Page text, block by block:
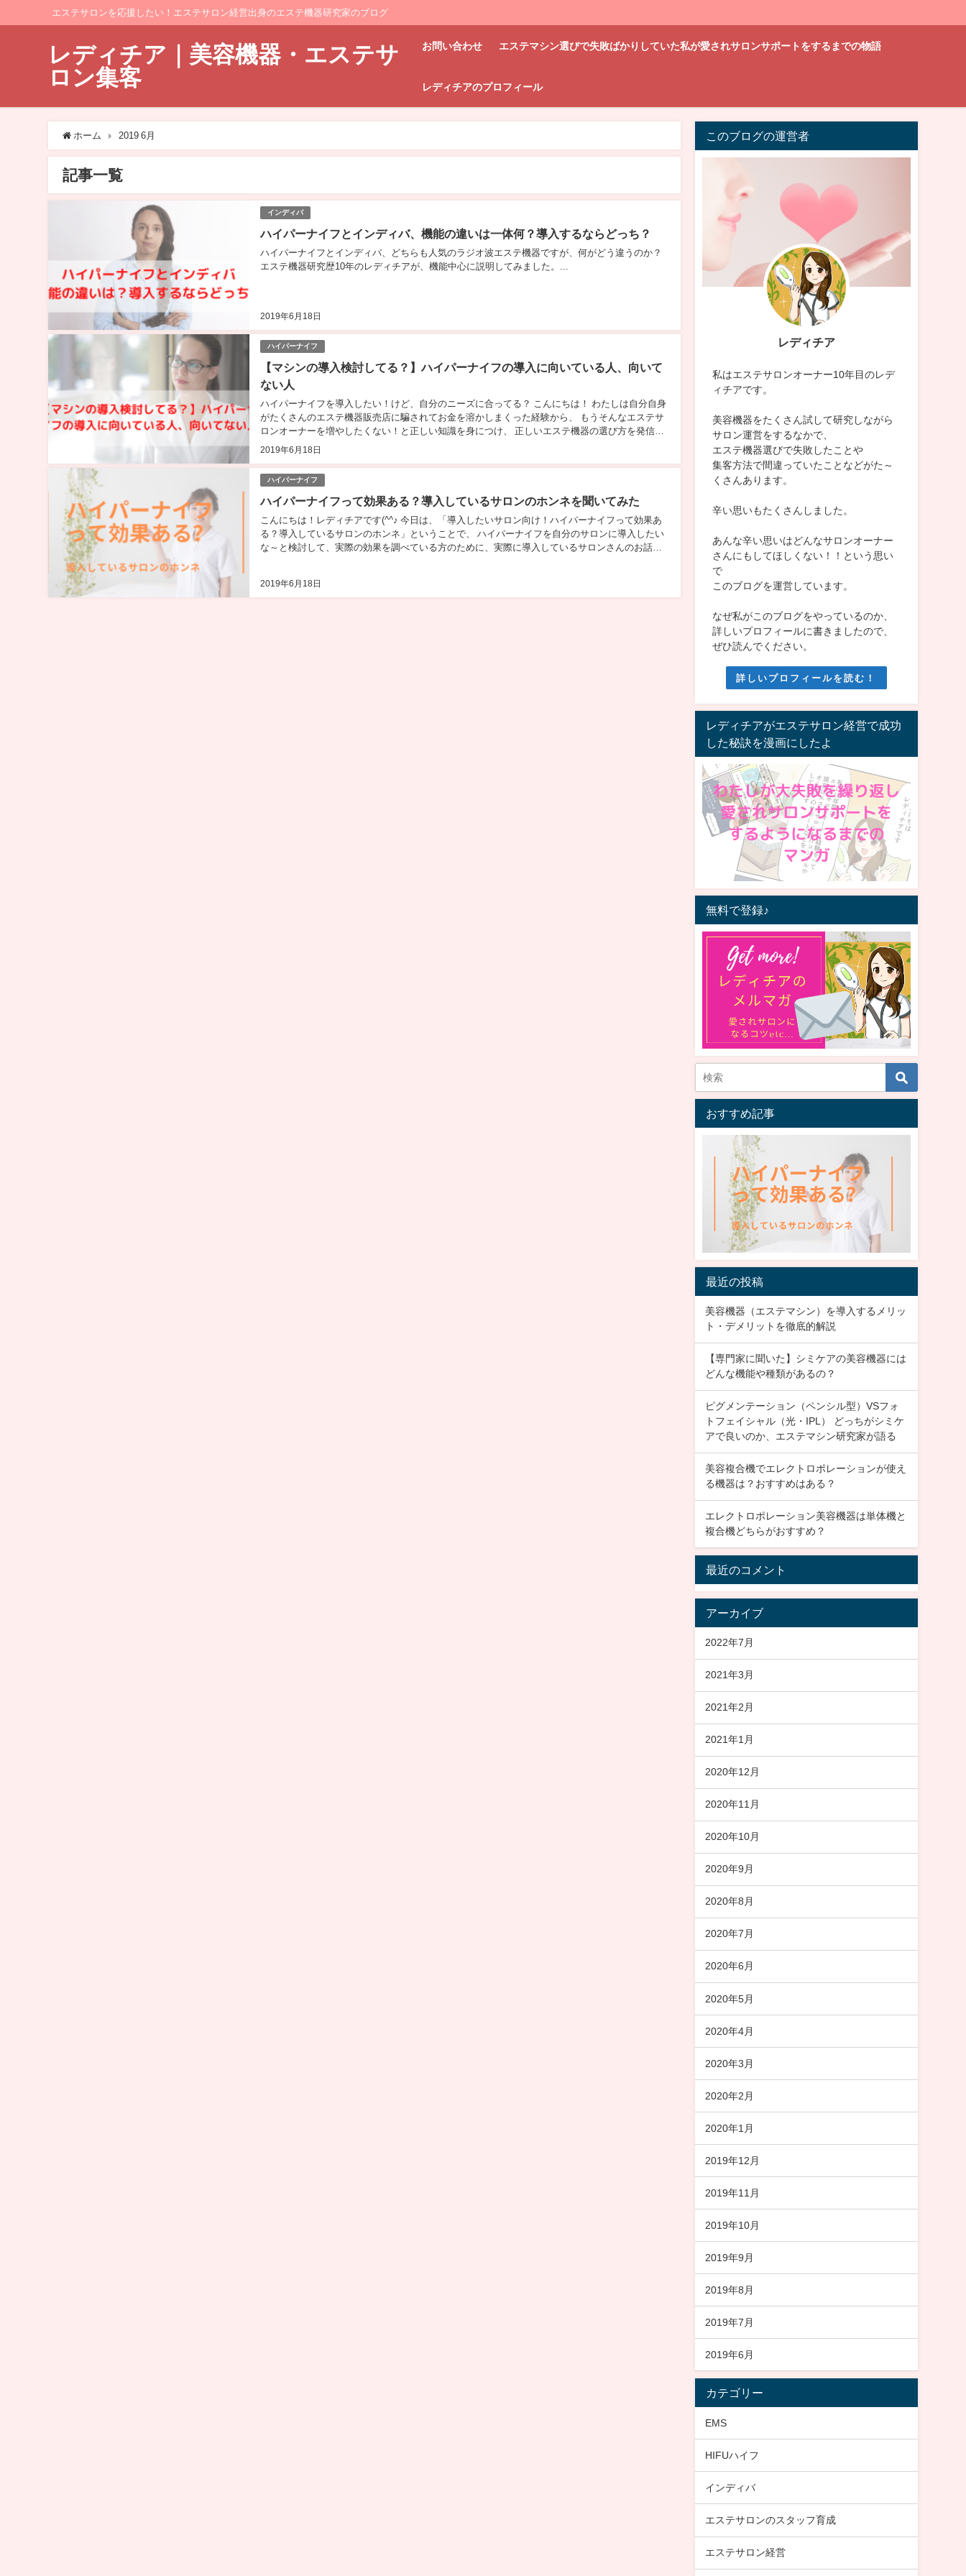
エステサロンを応援したい！エステサロン経営出身のエステ機器研究家のブログ
レディチア｜美容機器・エステサ
ロン集客
お問い合わせ エステマシン選びで失敗ばかりしていた私が愛されサロンサポートをするまでの物語
レディチアのプロフィール
ホーム 2019 6月
記事一覧
インディバ
ハイパーナイフとインディバ、機能の違いは一体何？導入するならどっち？
2019年6月18日
ハイパーナイフとインディバ、どちらも人気のラジオ波エステ機器ですが、何がどう違うのか？
エステ機器研究歴10年のレディチアが、機能中心に説明してみました。...
ハイパーナイフ
【マシンの導入検討してる？】ハイパーナイフの導入に向いている人、向いて
ない人
2019年6月18日
ハイパーナイフを導入したい！けど、自分のニーズに合ってる？ こんにちは！ わたしは自分自身
がたくさんのエステ機器販売店に騙されてお金を溶かしまくった経験から、 もうそんなエステサ
ロンオーナーを増やしたくない！と正しい知識を身につけ、 正しいエステ機器の選び方を発信し
ているレディチアです(^^♪ レディチアさんのところにも、「ハイパーナイフ導入検討してるんで
ハイパーナイフ
ハイパーナイフって効果ある？導入しているサロンのホンネを聞いてみた
2019年6月18日
こんにちは！レディチアです(^^♪ 今日は、「導入したいサロン向け！ハイパーナイフって効果あ
る？導入しているサロンのホンネ」ということで、 ハイパーナイフを自分のサロンに導入したい
な～と検討して、実際の効果を調べている方のために、実際に導入しているサロンさんのお話な
このブログの運営者
レディチア
私はエステサロンオーナー10年目のレデ
ィチアです。
美容機器をたくさん試して研究しながら
サロン運営をするなかで、
エステ機器選びで失敗したことや
集客方法で間違っていたことなどがた～
くさんあります。
辛い思いもたくさんしました。
あんな辛い思いはどんなサロンオーナー
さんにもしてほしくない！！という思い
で
このブログを運営しています。
なぜ私がこのブログをやっているのか、
詳しいプロフィールに書きましたので、
ぜひ読んでください。
詳しいプロフィールを読む！
レディチアがエステサロン経営で成功
した秘訣を漫画にしたよ
無料で登録♪
おすすめ記事
最近の投稿
美容機器（エステマシン）を導入するメリッ
ト・デメリットを徹底的解説
【専門家に聞いた】シミケアの美容機器には
どんな機能や種類があるの？
ピグメンテーション（ペンシル型）VSフォ
トフェイシャル（光・IPL） どっちがシミケ
アで良いのか、エステマシン研究家が語る
美容複合機でエレクトロポレーションが使え
る機器は？おすすめはある？
エレクトロポレーション美容機器は単体機と
複合機どちらがおすすめ？
最近のコメント
アーカイブ
2022年7月
2021年3月
2021年2月
2021年1月
2020年12月
2020年11月
2020年10月
2020年9月
2020年8月
2020年7月
2020年6月
2020年5月
2020年4月
2020年3月
2020年2月
2020年1月
2019年12月
2019年11月
2019年10月
2019年9月
2019年8月
2019年7月
2019年6月
カテゴリー
EMS
HIFUハイフ
インディバ
エステサロンのスタッフ育成
エステサロン経営